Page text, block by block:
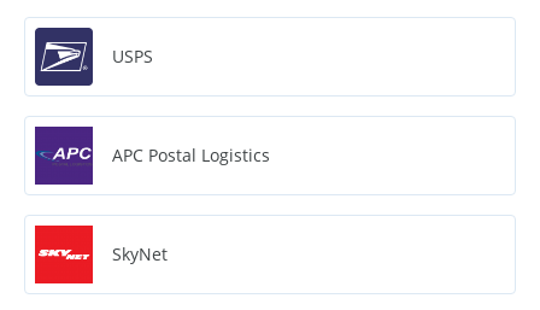
USPS
APC Postal Logistics
SkyNet